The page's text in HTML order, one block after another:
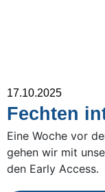
17.10.2025
Fechten
Eine Woche vor
gehen wir mit
den Early Access.